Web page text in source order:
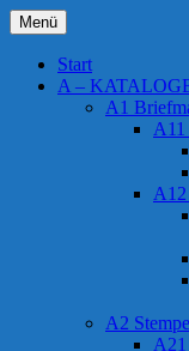
Zum
Inhalt
springen
Menü
Start
A –
A1
A2
A21